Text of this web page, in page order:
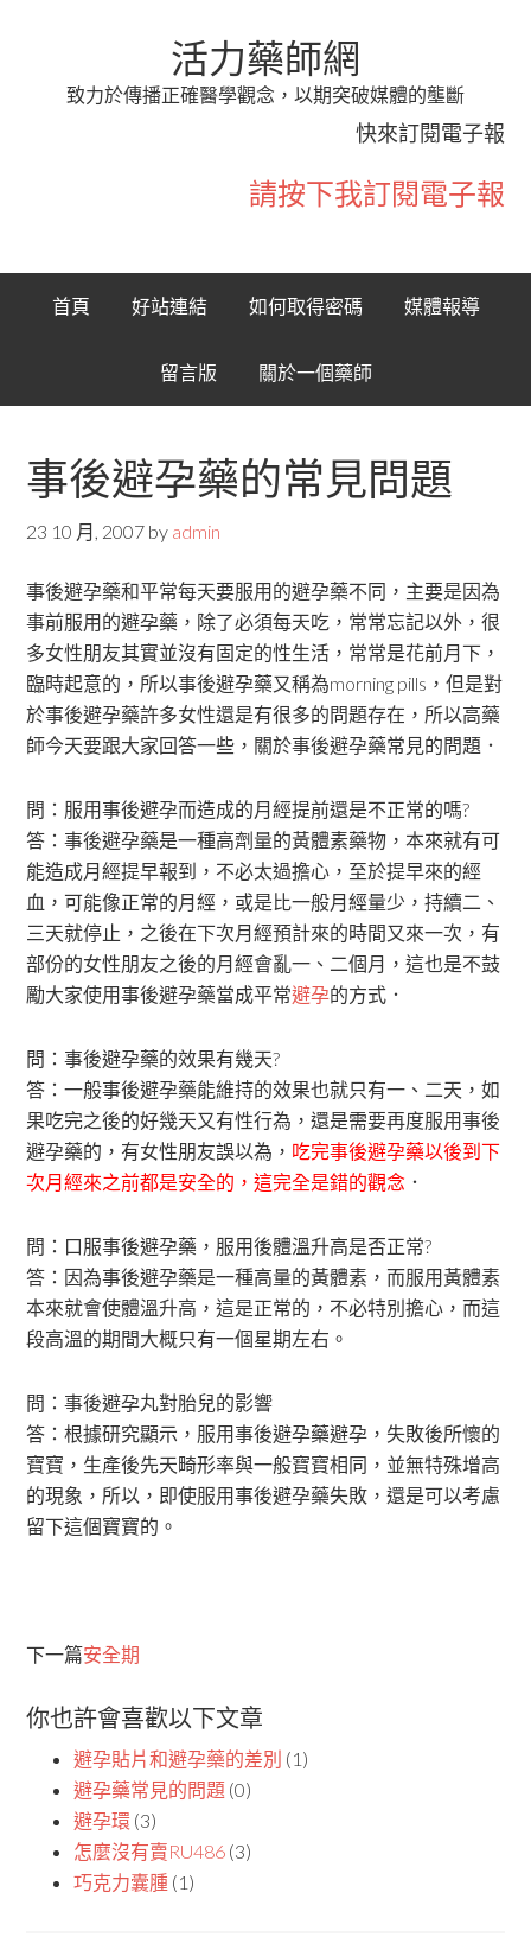
活力藥師網
致力於傳播正確醫學觀念，以期突破媒體的壟斷
快來訂閱電子報
請按下我訂閱電子報
首頁 好站連結 如何取得密碼 媒體報導
留言版 關於一個藥師
事後避孕藥的常見問題
23 10 月, 2007 by admin
事後避孕藥和平常每天要服用的避孕藥不同，主要是因為
事前服用的避孕藥，除了必須每天吃，常常忘記以外，很
多女性朋友其實並沒有固定的性生活，常常是花前月下，
臨時起意的，所以事後避孕藥又稱為morning pills，但是對
於事後避孕藥許多女性還是有很多的問題存在，所以高藥
師今天要跟大家回答一些，關於事後避孕藥常見的問題．
問：服用事後避孕而造成的月經提前還是不正常的嗎?
答：事後避孕藥是一種高劑量的黃體素藥物，本來就有可
能造成月經提早報到，不必太過擔心，至於提早來的經
血，可能像正常的月經，或是比一般月經量少，持續二、
三天就停止，之後在下次月經預計來的時間又來一次，有
部份的女性朋友之後的月經會亂一、二個月，這也是不鼓
勵大家使用事後避孕藥當成平常避孕的方式．
問：事後避孕藥的效果有幾天?
答：一般事後避孕藥能維持的效果也就只有一、二天，如
果吃完之後的好幾天又有性行為，還是需要再度服用事後
避孕藥的，有女性朋友誤以為， 吃完事後避孕藥以後到下
次月經來之前都是安全的，這完全是錯的觀念 ．
問：口服事後避孕藥，服用後體溫升高是否正常?
答：因為事後避孕藥是一種高量的黃體素，而服用黃體素
本來就會使體溫升高，這是正常的，不必特別擔心，而這
段高溫的期間大概只有一個星期左右。
問：事後避孕丸對胎兒的影響
答：根據研究顯示，服用事後避孕藥避孕，失敗後所懷的
寶寶，生產後先天畸形率與一般寶寶相同，並無特殊增高
的現象，所以，即使服用事後避孕藥失敗，還是可以考慮
留下這個寶寶的。
下一篇安全期
你也許會喜歡以下文章
避孕貼片和避孕藥的差別 (1)
避孕藥常見的問題 (0)
避孕環 (3)
怎麼沒有賣RU486 (3)
巧克力囊腫 (1)